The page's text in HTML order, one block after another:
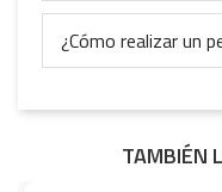
¿Cómo realizar un
TAMBIÉN